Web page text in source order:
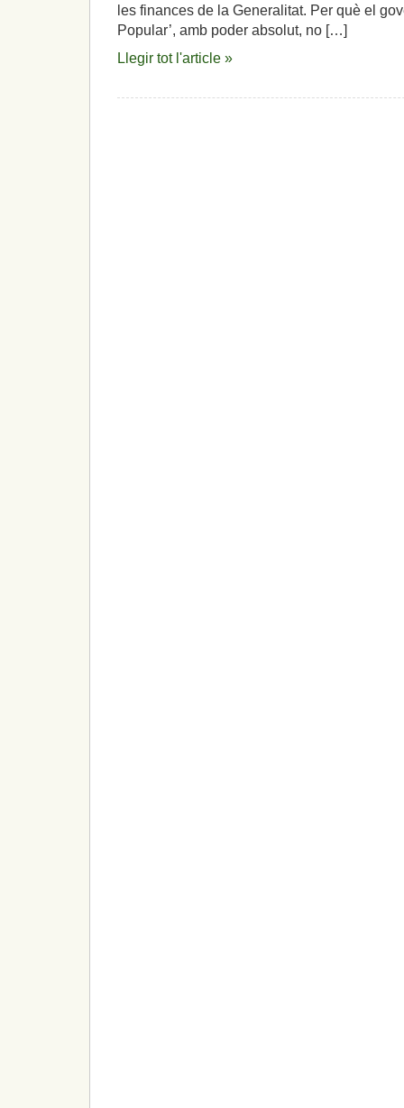
les finances de la Generalitat. Per què el
Popular’, amb poder absolut, no […]
Llegir tot l'article »